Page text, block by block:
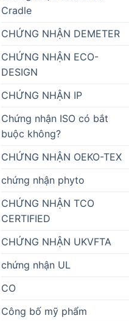
Cradle
CHỨNG NHẬN DEMETER
CHỨNG NHẬN ECO-
DESIGN
CHỨNG NHẬN IP
Chứng nhận ISO có bắt
buộc không?
CHỨNG NHẬN OEKO-TEX
chứng nhận phyto
CHỨNG NHẬN TCO
CERTIFIED
CHỨNG NHẬN UKVFTA
chứng nhận UL
CO
Công bố mỹ phẩm